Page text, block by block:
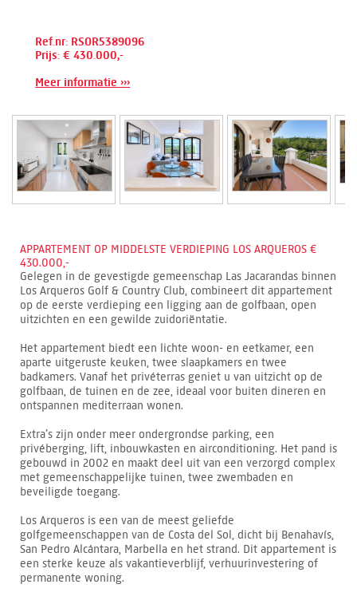
Ref.nr: RSOR5389096
Prijs: € 430.000,-
Meer informatie ›››
APPARTEMENT OP MIDDELSTE VERDIEPING LOS ARQUEROS €
430.000,-
Gelegen in de gevestigde gemeenschap Las Jacarandas binnen
Los Arqueros Golf & Country Club, combineert dit appartement
op de eerste verdieping een ligging aan de golfbaan, open
uitzichten en een gewilde zuidoriëntatie.
Het appartement biedt een lichte woon- en eetkamer, een
aparte uitgeruste keuken, twee slaapkamers en twee
badkamers. Vanaf het privéterras geniet u van uitzicht op de
golfbaan, de tuinen en de zee, ideaal voor buiten dineren en
ontspannen mediterraan wonen.
Extra’s zijn onder meer ondergrondse parking, een
privéberging, lift, inbouwkasten en airconditioning. Het pand is
gebouwd in 2002 en maakt deel uit van een verzorgd complex
met gemeenschappelijke tuinen, twee zwembaden en
beveiligde toegang.
Los Arqueros is een van de meest geliefde
golfgemeenschappen van de Costa del Sol, dicht bij Benahavís,
San Pedro Alcántara, Marbella en het strand. Dit appartement is
een sterke keuze als vakantieverblijf, verhuurinvestering of
permanente woning.